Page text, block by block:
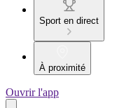
Sport en direct
À proximité
Ouvrir l'app